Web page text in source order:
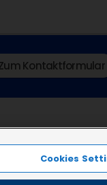
Kontaktformular
Cookies